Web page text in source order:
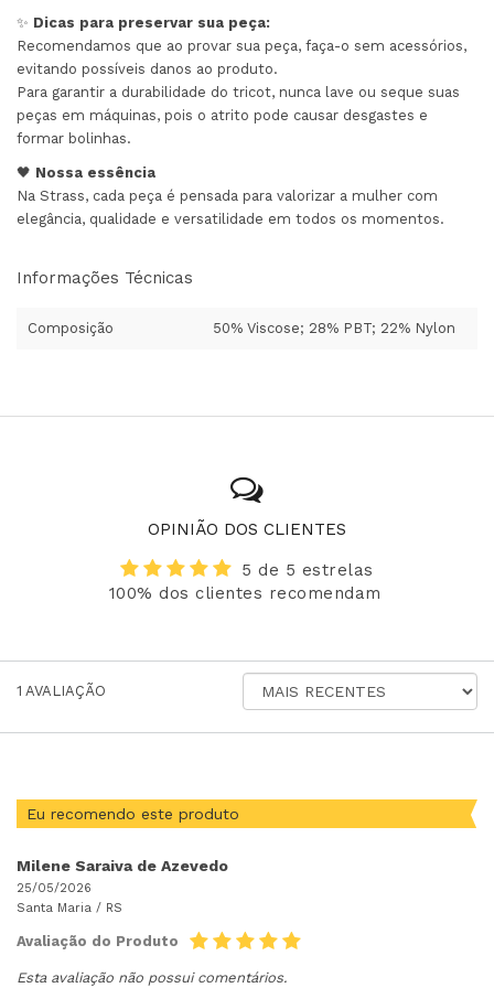
✨ Dicas para preservar sua peça:
Recomendamos que ao provar sua peça, faça-o sem acessórios,
evitando possíveis danos ao produto.
Para garantir a durabilidade do tricot, nunca lave ou seque suas
peças em máquinas, pois o atrito pode causar desgastes e
formar bolinhas.
🖤 Nossa essência
Na Strass, cada peça é pensada para valorizar a mulher com
elegância, qualidade e versatilidade em todos os momentos.
Informações Técnicas
Composição 50% Viscose; 28% PBT; 22% Nylon
OPINIÃO DOS CLIENTES
5 de 5 estrelas
100% dos clientes recomendam
1 AVALIAÇÃO
AVALIAÇÕES
Eu recomendo este produto
Milene Saraiva de Azevedo
25/05/2026
Santa Maria / RS
Avaliação do Produto
Esta avaliação não possui comentários.